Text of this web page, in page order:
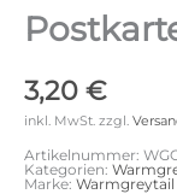
3,20 €
inkl. MwSt. zzgl.
Artikelnummer:
Kategorien:
Marke: Warmgreytail